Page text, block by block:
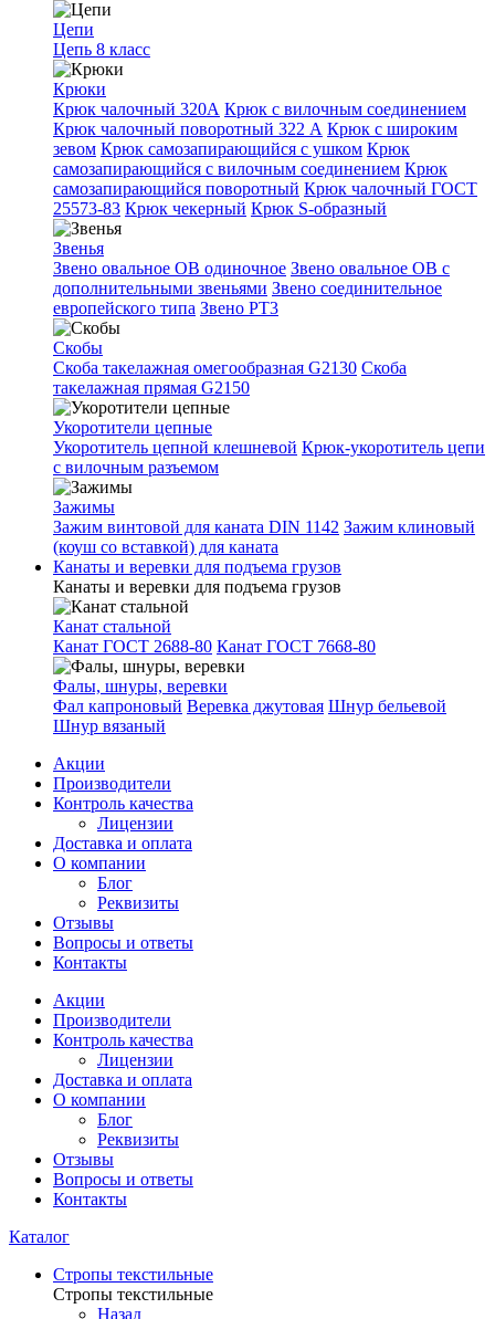
Цепи
Цепь 8 класс
Крюки
Крюк чалочный 320А Крюк с вилочным соединением
Крюк чалочный поворотный 322 А Крюк с широким
зевом Крюк самозапирающийся с ушком Крюк
самозапирающийся с вилочным соединением Крюк
самозапирающийся поворотный Крюк чалочный ГОСТ
25573-83 Крюк чекерный Крюк S-образный
Звенья
Звено овальное OB одиночное Звено овальное ОВ с
дополнительными звеньями Звено соединительное
европейского типа Звено РТ3
Скобы
Скоба такелажная омегообразная G2130 Скоба
такелажная прямая G2150
Укоротители цепные
Укоротитель цепной клешневой Крюк-укоротитель цепи
с вилочным разъемом
Зажимы
Зажим винтовой для каната DIN 1142 Зажим клиновый
(коуш со вставкой) для каната
Канаты и веревки для подъема грузов
Канаты и веревки для подъема грузов
Канат стальной
Канат ГОСТ 2688-80 Канат ГОСТ 7668-80
Фалы, шнуры, веревки
Фал капроновый Веревка джутовая Шнур бельевой
Шнур вязаный
Акции
Производители
Контроль качества
Лицензии
Доставка и оплата
О компании
Блог
Реквизиты
Отзывы
Вопросы и ответы
Контакты
Акции
Производители
Контроль качества
Лицензии
Доставка и оплата
О компании
Блог
Реквизиты
Отзывы
Вопросы и ответы
Контакты
Каталог
Стропы текстильные
Стропы текстильные
Назад